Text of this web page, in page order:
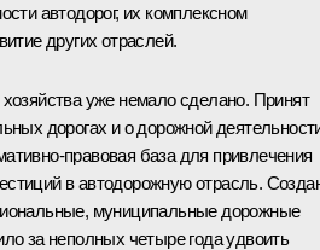
автодорог, их комплексном
других отраслей.
уже немало сделано. Принят
дорогах и о дорожной
правовая база для привлечения
в автодорожную отрасль.
муниципальные дорожные
за неполных четыре года удвоить